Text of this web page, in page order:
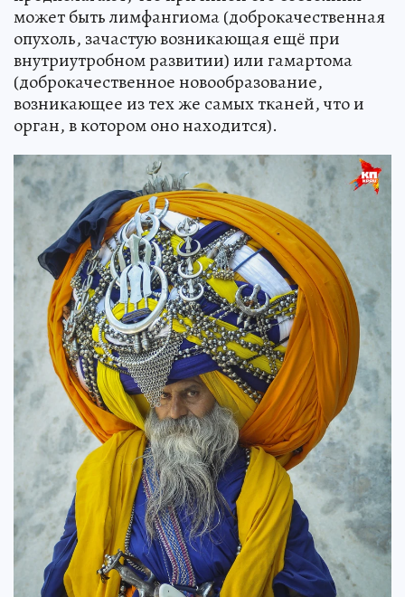
может быть лимфангиома (доброкачественная
опухоль, зачастую возникающая ещё при
внутриутробном развитии) или гамартома
(доброкачественное новообразование,
возникающее из тех же самых тканей, что и
орган, в котором оно находится).